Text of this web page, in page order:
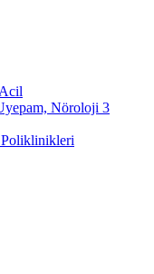
Nöroloji 3
Poliklinikleri